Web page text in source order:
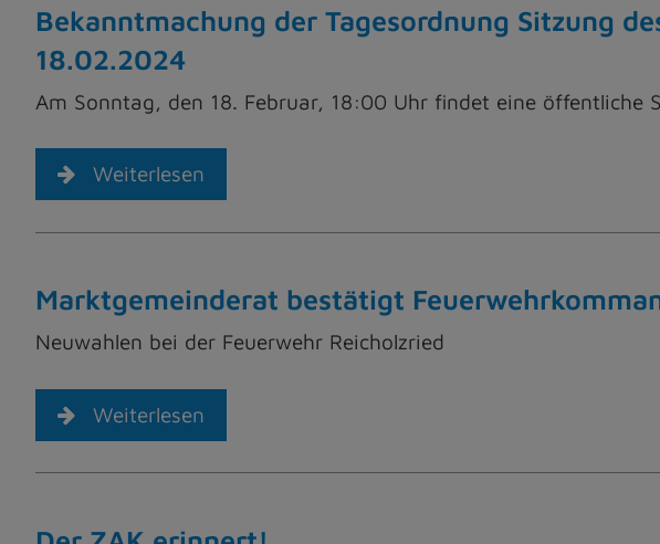
Bekanntmachung der Tagesordnung Sitzung
18.02.2024
Am Sonntag, den 18. Februar, 18:00 Uhr findet eine öffentliche
Weiterlesen
Marktgemeinderat bestätigt
Neuwahlen bei der Feuerwehr Reicholzried
Weiterlesen